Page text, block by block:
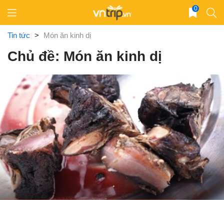
content
0
Tin tức > Món ăn kinh dị
Chủ đề: Món ăn kinh dị